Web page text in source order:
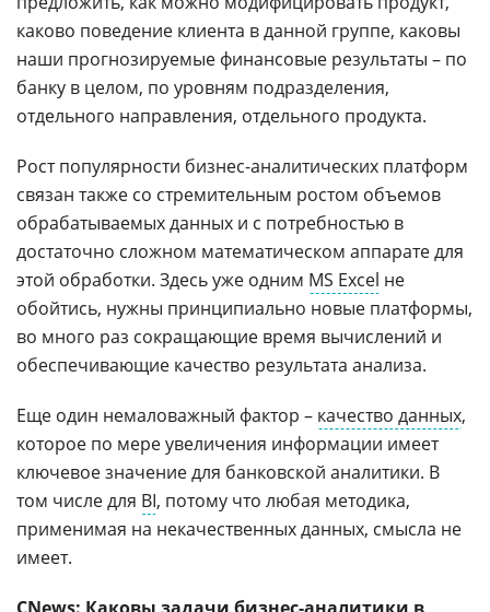
каково поведение клиента в данной группе, каковы
наши прогнозируемые финансовые результаты – по
банку в целом, по уровням подразделения,
отдельного направления, отдельного продукта.
Рост популярности бизнес-аналитических платформ
связан также со стремительным ростом объемов
обрабатываемых данных и с потребностью в
достаточно сложном математическом аппарате для
этой обработки. Здесь уже одним MS Excel не
обойтись, нужны принципиально новые платформы,
во много раз сокращающие время вычислений и
обеспечивающие качество результата анализа.
Еще один немаловажный фактор – качество данных,
которое по мере увеличения информации имеет
ключевое значение для банковской аналитики. В
том числе для BI, потому что любая методика,
применимая на некачественных данных, смысла не
имеет.